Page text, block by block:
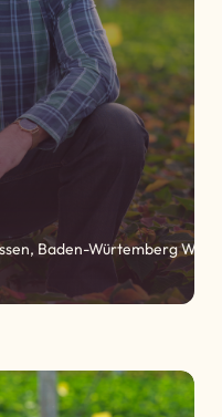
Baden-Würtemberg West,